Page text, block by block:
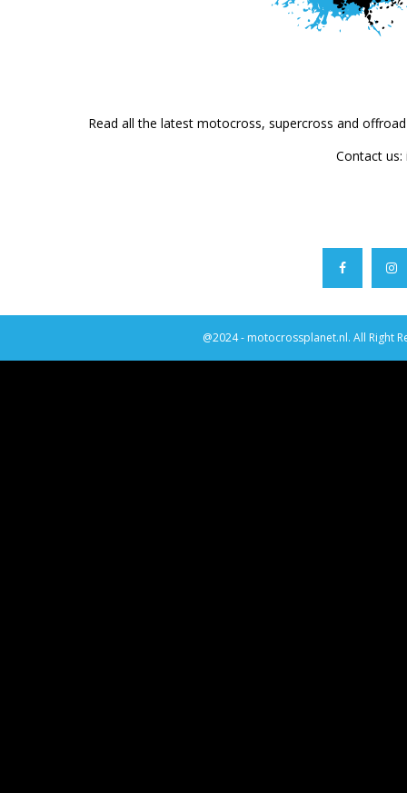
Read all the latest motocross, supercross and
Contact us:
@2024 - motocrossplanet.nl. All Right